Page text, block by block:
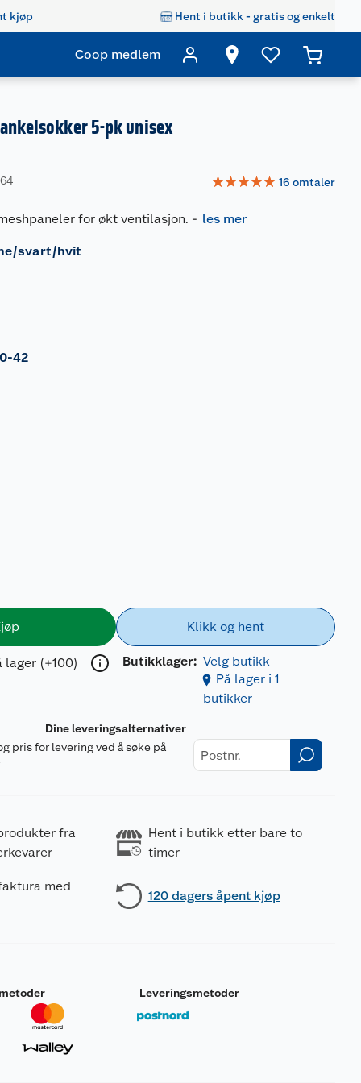
kjøp Hent i butikk - gratis og enkelt
Coop medlem
5-pk unisex
☆☆☆☆☆ 16 omtaler
for økt ventilasjon. - les mer
svart/hvit
42
lager (+100)
Klikk og hent
Butikklager: Velg butikk
På lager i 1
butikker
Dine leveringsalternativer
pris for levering ved å søke på
fra
Hent i butikk etter bare to
timer
med
120 dagers åpent kjøp
Leveringsmetoder